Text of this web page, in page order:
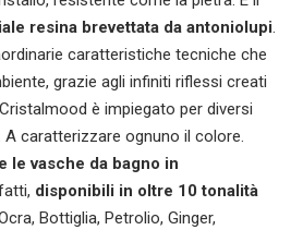
resina brevettata da antoniolupi.
caratteristiche tecniche che
grazie agli infiniti riflessi creati
è impiegato per diversi
caratterizzare ognuno il colore.
le vasche da bagno in
disponibili in oltre 10 tonalità
Bottiglia, Petrolio, Ginger,